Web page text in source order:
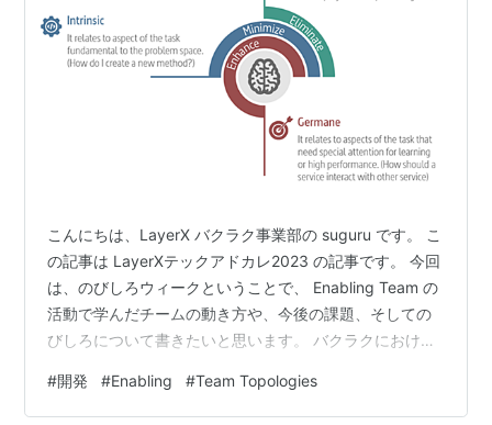
こんにちは、LayerX バクラク事業部の suguru です。 こ
の記事は LayerXテックアドカレ2023 の記事です。 今回
は、のびしろウィークということで、 Enabling Team の
活動で学んだチームの動き方や、今後の課題、そしての
びしろについて書きたいと思います。 バクラクにおける
Team Topologies を端に発して組成したチームです。従
来式の Platform Engineers と Product Engineers にとっ
#開発 #Enabling #Team Topologies